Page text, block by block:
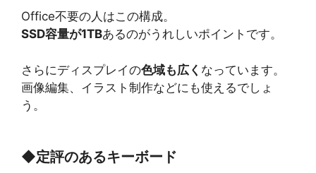
Office不要の人はこの構成。
SSD容量が1TBあるのがうれしいポイントです。
さらにディスプレイの色域も広く なっています。
画像編集、イラスト制作などにも使えるでしょ
う。
◆定評のあるキーボード